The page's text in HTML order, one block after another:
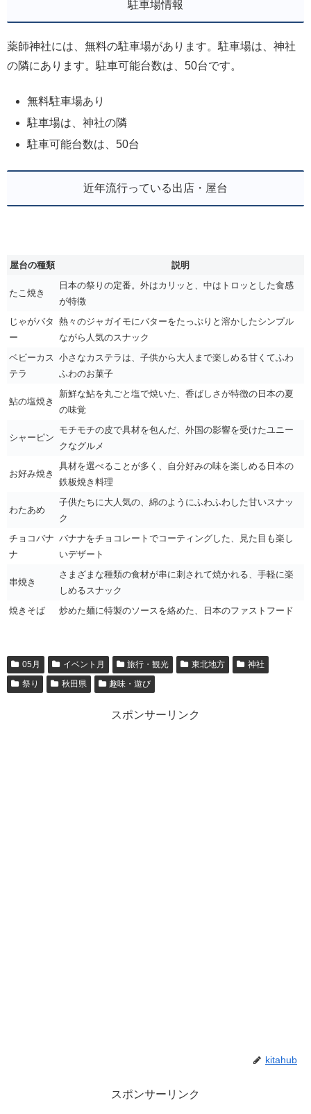
駐車場情報
薬師神社には、無料の駐車場があります。駐車場は、神社
の隣にあります。駐車可能台数は、50台です。
無料駐車場あり
駐車場は、神社の隣
駐車可能台数は、50台
近年流行っている出店・屋台
屋台の種類 説明
たこ焼き
日本の祭りの定番。外はカリッと、中はトロッとした食感
が特徴
じゃがバタ
ー
熱々のジャガイモにバターをたっぷりと溶かしたシンプル
ながら人気のスナック
ベビーカス
テラ
小さなカステラは、子供から大人まで楽しめる甘くてふわ
ふわのお菓子
鮎の塩焼き
新鮮な鮎を丸ごと塩で焼いた、香ばしさが特徴の日本の夏
の味覚
シャーピン
モチモチの皮で具材を包んだ、外国の影響を受けたユニー
クなグルメ
お好み焼き
具材を選べることが多く、自分好みの味を楽しめる日本の
鉄板焼き料理
わたあめ
子供たちに大人気の、綿のようにふわふわした甘いスナッ
ク
チョコバナ
ナ
バナナをチョコレートでコーティングした、見た目も楽し
いデザート
串焼き
さまざまな種類の食材が串に刺されて焼かれる、手軽に楽
しめるスナック
焼きそば
炒めた麺に特製のソースを絡めた、日本のファストフード
05月 イベント月 旅行・観光 東北地方
神社
祭り
秋田県 趣味・遊び
スポンサーリンク
kitahub
スポンサーリンク